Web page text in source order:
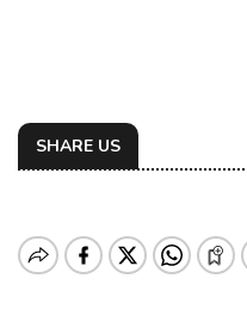
SHARE US